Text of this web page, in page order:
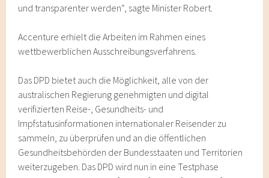
und transparenter werden“, sagte Minister Robert.
Accenture erhielt die Arbeiten im Rahmen eines
wettbewerblichen Ausschreibungsverfahrens.
Das DPD bietet auch die Möglichkeit, alle von der
australischen Regierung genehmigten und digital
verifizierten Reise-, Gesundheits- und
Impfstatusinformationen internationaler Reisender zu
sammeln, zu überprüfen und an die öffentlichen
Gesundheitsbehörden der Bundesstaaten und Territorien
weiterzugeben. Das DPD wird nun in eine Testphase